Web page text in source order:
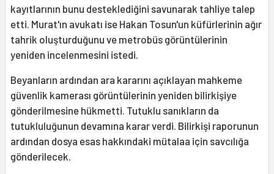
kayıtlarının bunu desteklediğini savunarak tahliye talep
etti. Murat'ın avukatı ise Hakan Tosun'un küfürlerinin ağır
tahrik oluşturduğunu ve metrobüs görüntülerinin
yeniden incelenmesini istedi.
Beyanların ardından ara kararını açıklayan mahkeme
güvenlik kamerası görüntülerinin yeniden bilirkişiye
gönderilmesine hükmetti. Tutuklu sanıkların da
tutukluluğunun devamına karar verdi. Bilirkişi raporunun
ardından dosya esas hakkındaki mütalaa için savcılığa
gönderilecek.